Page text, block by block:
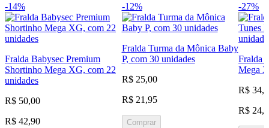
-14%
Fralda Babysec Premium
Shortinho Mega XG, com 22
unidades
R$ 50,00
R$ 42,90
-12%
Fralda Turma da Mônica Baby
P, com 30 unidades
R$ 25,00
R$ 21,95
Comprar
-27%
Fralda
Mega
R$
R$